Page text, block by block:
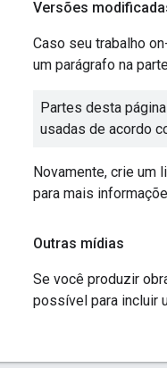
Versões
Caso seu trabalho
um parágrafo na
Partes desta
usadas de acordo
Novamente, crie um
para mais
Outras mídias
Se você produzir
possível para incluir